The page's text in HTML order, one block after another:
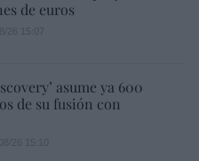
de euros
asume ya 600
de su fusión con